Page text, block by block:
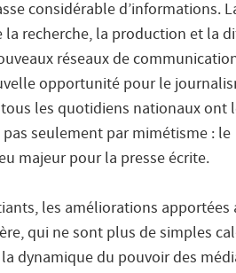
considérable d’informations.
la recherche, la production et la
réseaux de
opportunité pour le
les quotidiens nationaux ont
seulement par mimétisme : le
majeur pour la presse écrite.
les améliorations apportées
qui ne sont plus de simples
dynamique du pouvoir des